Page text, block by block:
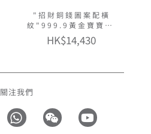
"招財銅錢圖案配橫
紋"999.9黃金寶寶手
鐲
HK$14,430
關注我們